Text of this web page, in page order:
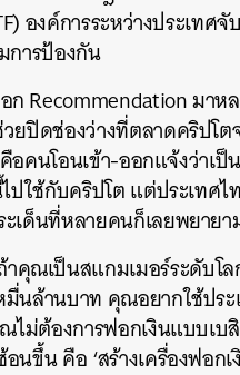
องค์การระหว่างประเทศ
การป้องกัน
อก Recommendation มาห
ยปิดช่องว่างที่ตลาดคริปโต
อคนโอนเข้า-ออกแจ้งว่าเป็
ปใช้กับคริปโต แต่ประเทศไ
เด็นที่หลายคนก็เลยพยาย
คุณเป็นสแกมเมอร์ระดับโล
นล้านบาท คุณอยากใช้ประ
ไม่ต้องการฟอกเงินแบบเ
ขึ้น คือ ‘สร้างเครื่องฟอกเ